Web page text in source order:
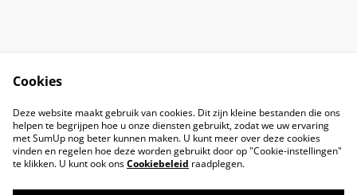
Cookies
Deze website maakt gebruik van cookies. Dit zijn kleine bestanden die ons
helpen te begrijpen hoe u onze diensten gebruikt, zodat we uw ervaring
met SumUp nog beter kunnen maken. U kunt meer over deze cookies
vinden en regelen hoe deze worden gebruikt door op "Cookie-instellingen"
te klikken. U kunt ook onsCookiebeleid raadplegen.